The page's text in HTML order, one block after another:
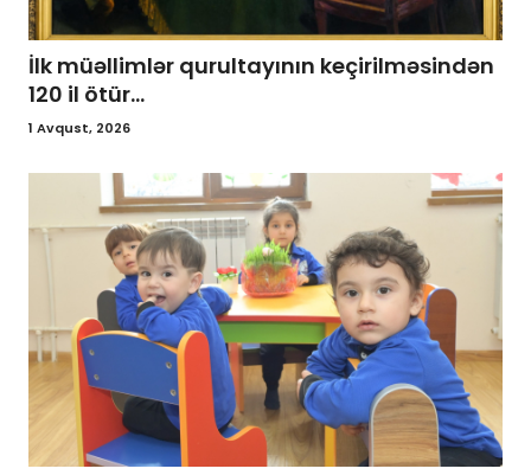
İlk müəllimlər qurultayının keçirilməsindən
120 il ötür...
1 Avqust, 2026